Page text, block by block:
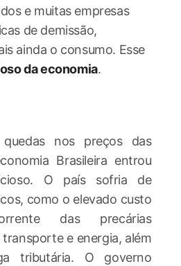
e muitas empresas
de demissão,
ainda o consumo. Esse
da economia.
nos preços das
Brasileira entrou
O país sofria de
como o elevado custo
das precárias
e energia, além
tributária. O governo